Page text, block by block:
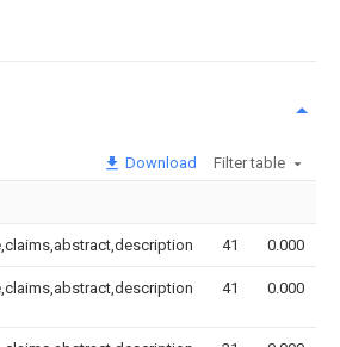
Download Filter table
41 0.000
41 0.000